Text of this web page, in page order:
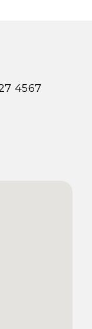
4567